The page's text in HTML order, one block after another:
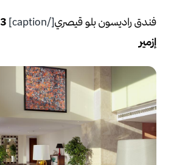
فندق راديسون بلو قيصري[/caption]
إزمير